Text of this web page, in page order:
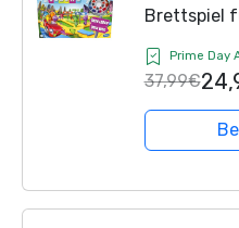
Brettspiel
– 4
enthält
Prime Day
37,99€